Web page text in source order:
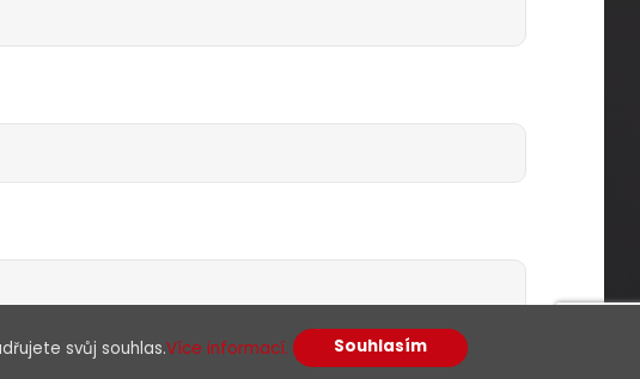
svůj souhlas.Více informací. Souhlasím